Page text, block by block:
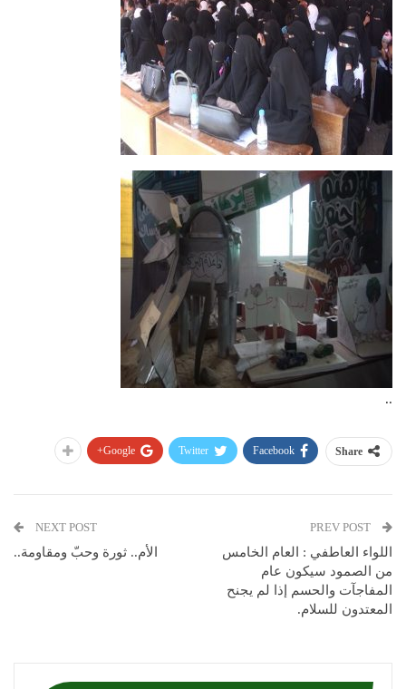
..
Share
Facebook
Twitter
Google+
اللواء العاطفي : العام الخامس
من الصمود سيكون عام
المفاجآت والحسم إذا لم يجنح
المعتدون للسلام.
NEXT POST
الأم.. ثورة وحبّ ومقاومة..